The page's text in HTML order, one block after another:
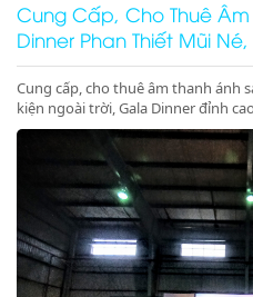
Cung Cấp, Cho Thuê
Dinner Phan Thiết Mũi
Thuận
Cung cấp, cho thuê âm thanh ánh
kiện ngoài trời, Gala Dinner đỉnh
Ninh Thuận, Ninh Chữ, Vĩnh Hy.
nhận ưu đãi lớn!